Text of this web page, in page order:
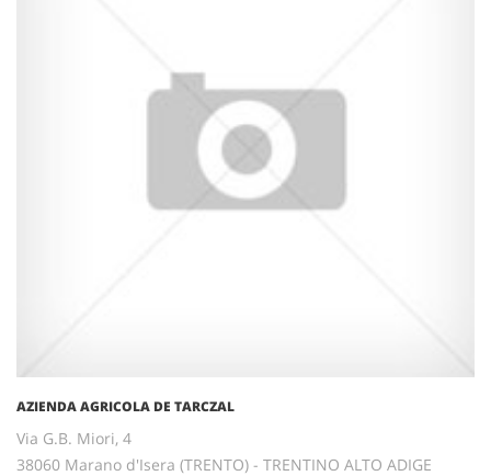
AZIENDA AGRICOLA DE TARCZAL
Via G.B. Miori, 4
38060 Marano d'Isera (TRENTO) - TRENTINO ALTO ADIGE